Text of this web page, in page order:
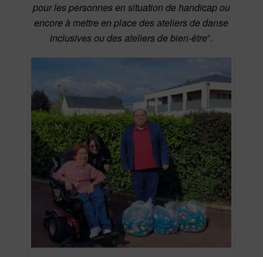
pour les personnes en situation de handicap ou
encore à mettre en place des ateliers de danse
inclusives ou des ateliers de bien-être”.